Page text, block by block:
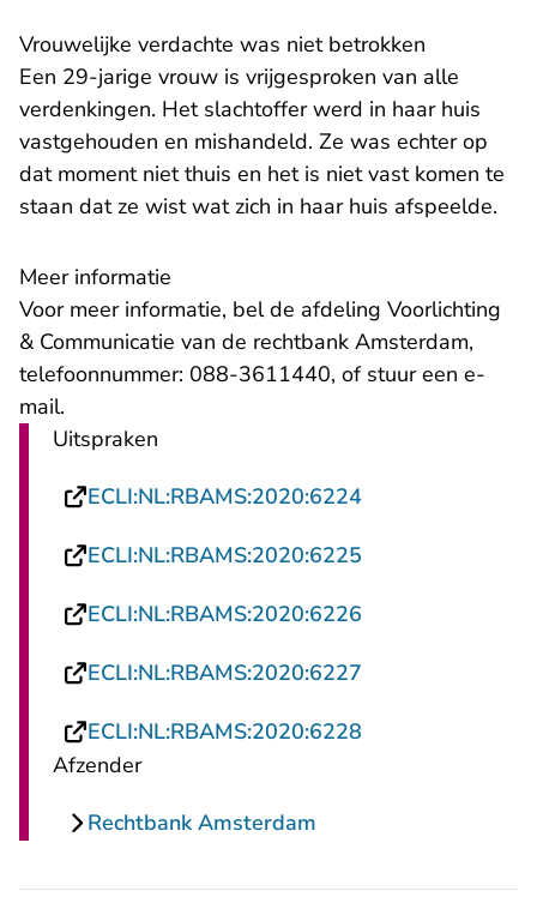
​Vrouwelijke verdachte was niet betrokken
Een 29-jarige vrouw is vrijgesproken van alle
verdenkingen. Het slachtoffer werd in haar huis
vastgehouden en mishandeld. Ze was echter op
dat moment niet thuis en het is niet vast komen te
staan dat ze wist wat zich in haar huis afspeelde.
Meer informatie
Voor meer informatie, bel de afdeling Voorlichting
& Communicatie van de rechtbank Amsterdam,
telefoonnummer: 088-3611440, of stuur een e-
mail- U verlaat Rechtspraak.nl
.
Uitspraken
ECLI:NL:RBAMS:2020:6224- U verlaat
ECLI:NL:RBAMS:2020:6225
ECLI:NL:RBAMS:2020:6226
ECLI:NL:RBAMS:2020:6227
ECLI:NL:RBAMS:2020:6228
Afzender
Rechtbank Amsterdam